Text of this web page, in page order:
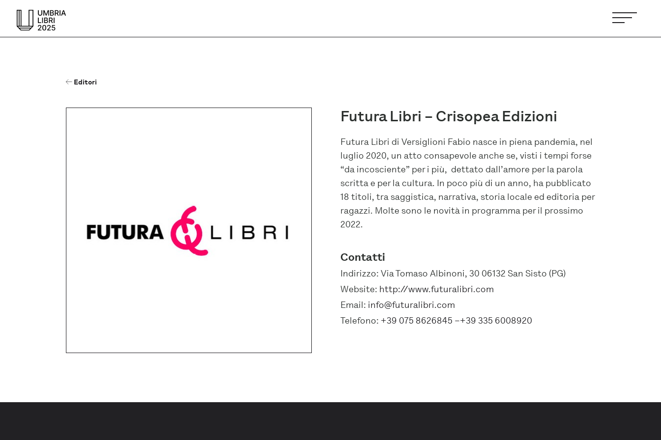
Editori
Futura Libri – Crisopea Edizioni
Futura Libri di Versiglioni Fabio nasce in piena pandemia, nel
luglio 2020, un atto consapevole anche se, visti i tempi forse
“da incosciente” per i più, dettato dall’amore per la parola
scritta e per la cultura. In poco più di un anno, ha pubblicato
18 titoli, tra saggistica, narrativa, storia locale ed editoria per
ragazzi. Molte sono le novità in programma per il prossimo
2022.
Contatti
Indirizzo: Via Tomaso Albinoni, 30 06132 San Sisto (PG)
Website: http://www.futuralibri.com
Email: info@futuralibri.com
Telefono: +39 075 8626845 –+39 335 6008920